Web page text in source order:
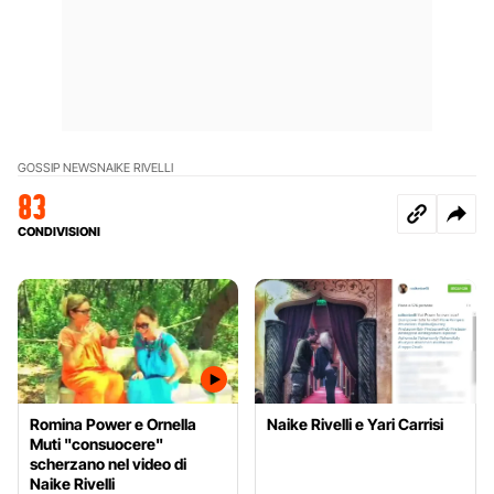
GOSSIP NEWSNAIKE RIVELLI
83
CONDIVISIONI
Romina Power e Ornella
Muti "consuocere"
scherzano nel video di
Naike Rivelli
Naike Rivelli e Yari Carrisi